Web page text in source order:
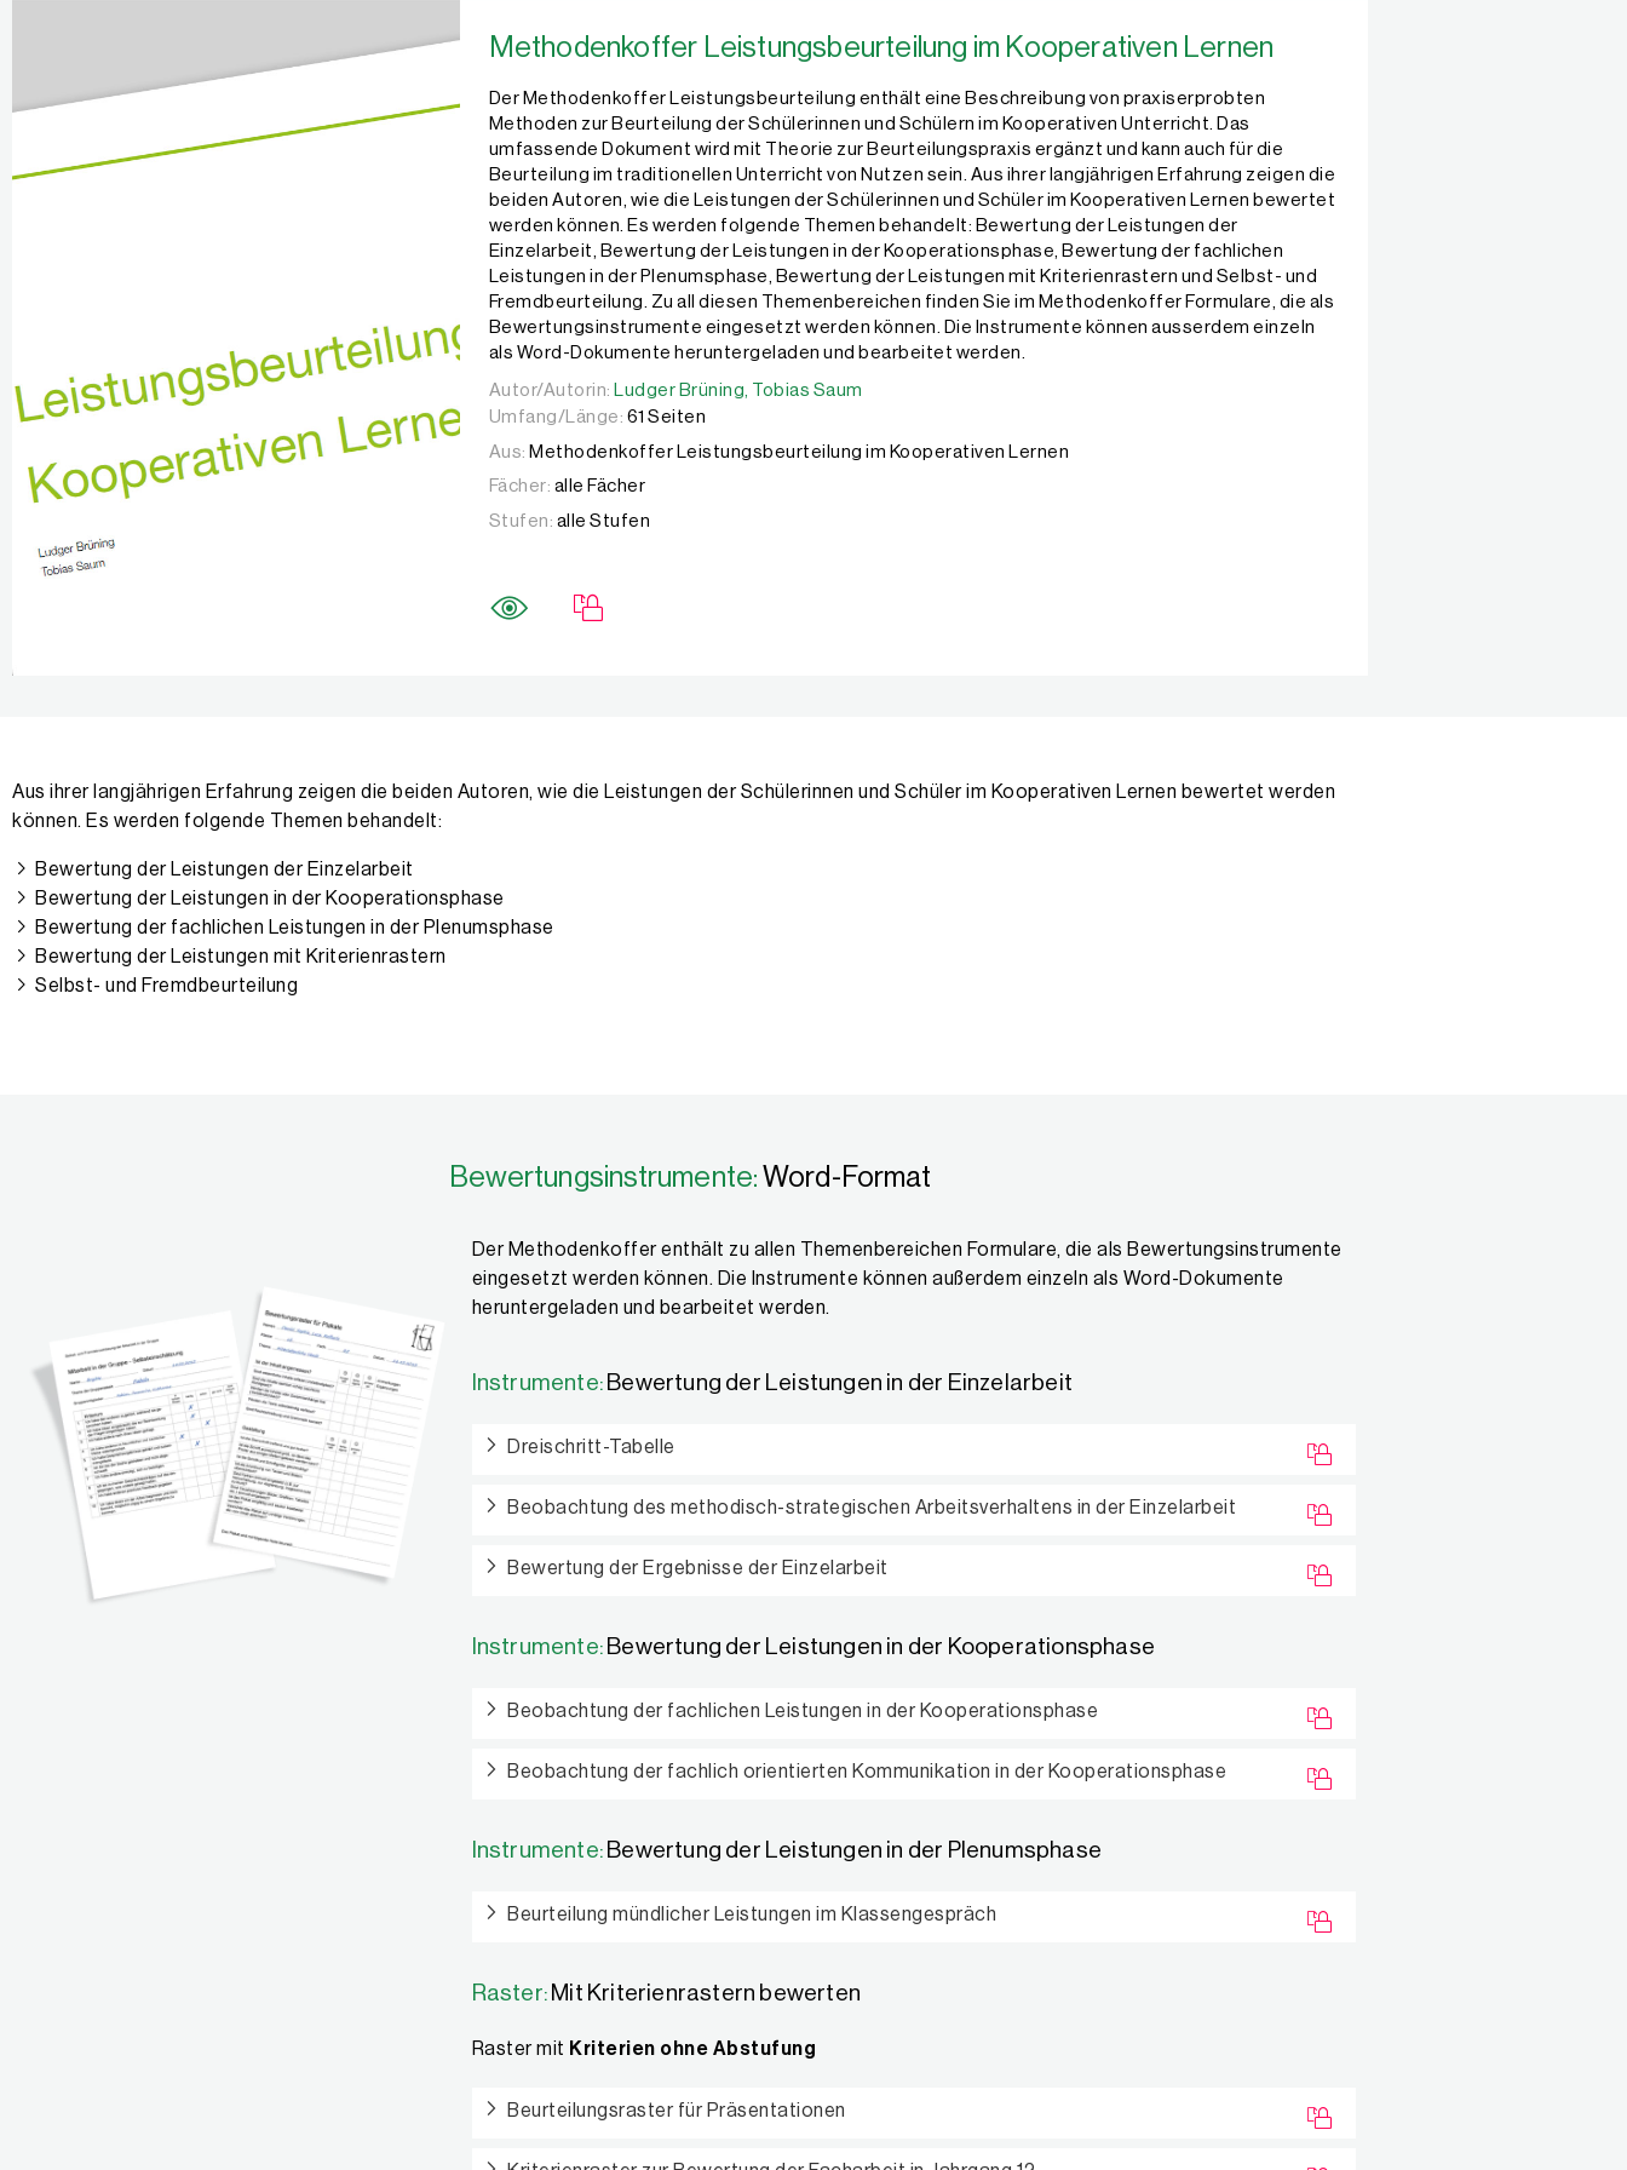
Methodenkoffer Leistungsbeurteilung im Kooperativen Lernen
Der Methodenkoffer Leistungsbeurteilung enthält eine Beschreibung von praxiserprobten
Methoden zur Beurteilung der Schülerinnen und Schülern im Kooperativen Unterricht. Das
umfassende Dokument wird mit Theorie zur Beurteilungspraxis ergänzt und kann auch für die
Beurteilung im traditionellen Unterricht von Nutzen sein. Aus ihrer langjährigen Erfahrung zeigen die
beiden Autoren, wie die Leistungen der Schülerinnen und Schüler im Kooperativen Lernen bewertet
werden können. Es werden folgende Themen behandelt: Bewertung der Leistungen der
Einzelarbeit, Bewertung der Leistungen in der Kooperationsphase, Bewertung der fachlichen
Leistungen in der Plenumsphase, Bewertung der Leistungen mit Kriterienrastern und Selbst- und
Fremdbeurteilung. Zu all diesen Themenbereichen finden Sie im Methodenkoffer Formulare, die als
Bewertungsinstrumente eingesetzt werden können. Die Instrumente können ausserdem einzeln
als Word-Dokumente heruntergeladen und bearbeitet werden.
Autor/Autorin: Ludger Brüning, Tobias Saum
Autor/Autorin: Ludger Brüning,
Tobias Saum
Umfang/Länge: 61 Seiten
Aus: Methodenkoffer Leistungsbeurteilung im Kooperativen Lernen
Fächer: alle Fächer
Stufen: alle Stufen
Aus ihrer langjährigen Erfahrung zeigen die beiden Autoren, wie die Leistungen der Schülerinnen und Schüler im Kooperativen Lernen bewertet werden
können. Es werden folgende Themen behandelt:
Bewertung der Leistungen der Einzelarbeit
Bewertung der Leistungen in der Kooperationsphase
Bewertung der fachlichen Leistungen in der Plenumsphase
Bewertung der Leistungen mit Kriterienrastern
Selbst- und Fremdbeurteilung
Bewertungsinstrumente: Word-Format
Der Methodenkoffer enthält zu allen Themenbereichen Formulare, die als Bewertungsinstrumente
eingesetzt werden können. Die Instrumente können außerdem einzeln als Word-Dokumente
heruntergeladen und bearbeitet werden.
Instrumente: Bewertung der Leistungen in der Einzelarbeit
Dreischritt-Tabelle
Beobachtung des methodisch-strategischen Arbeitsverhaltens in der Einzelarbeit
Bewertung der Ergebnisse der Einzelarbeit
Instrumente: Bewertung der Leistungen in der Kooperationsphase
Beobachtung der fachlichen Leistungen in der Kooperationsphase
Beobachtung der fachlich orientierten Kommunikation in der Kooperationsphase
Instrumente: Bewertung der Leistungen in der Plenumsphase
Beurteilung mündlicher Leistungen im Klassengespräch
Raster: Mit Kriterienrastern bewerten
Raster mit Kriterien ohne Abstufung
Beurteilungsraster für Präsentationen